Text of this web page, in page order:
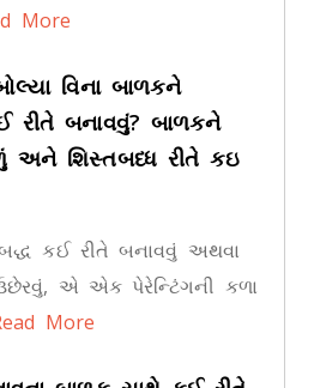
More
વિના બાળકને
રીતે બનાવવું? બાળકને
અને શિસ્તબધ્ધ રીતે કઇ
કઈ રીતે બનાવવું અથવા
એ એક પેરેન્‍ટિંગની કળા
More